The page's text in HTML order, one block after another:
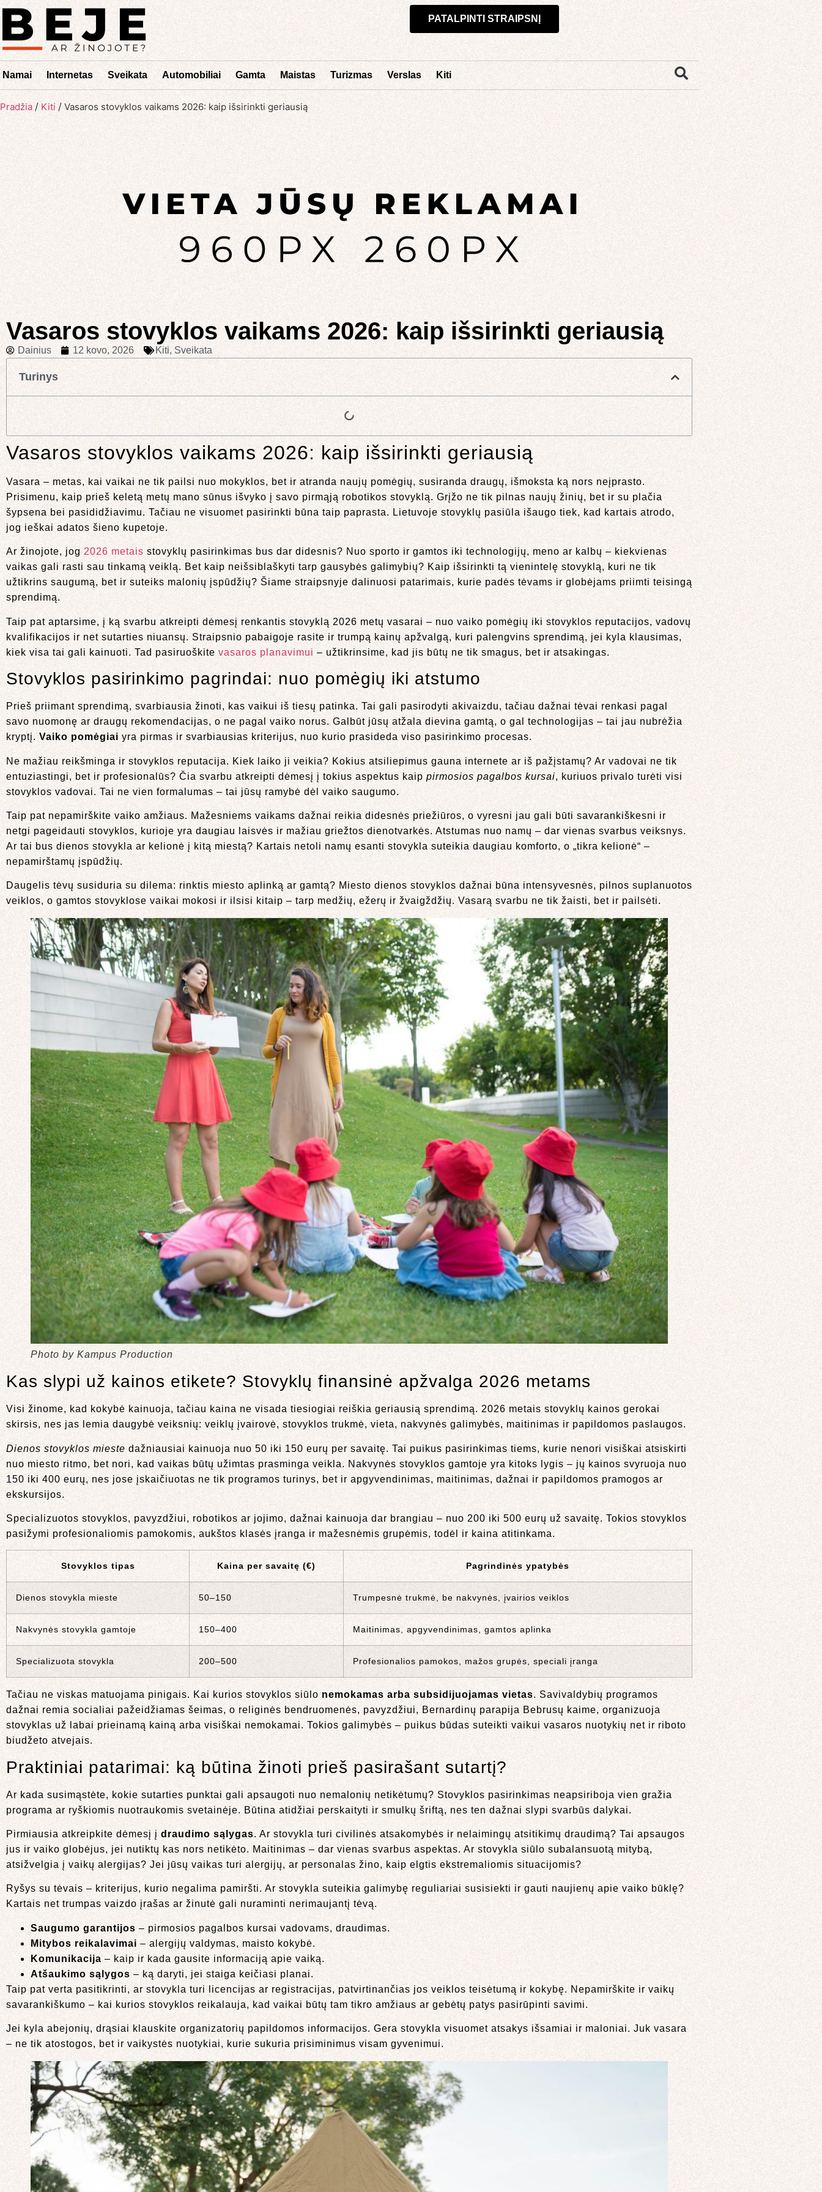
PATALPINTI STRAIPSNĮ
Namai Internetas Sveikata Automobiliai Gamta Maistas Turizmas Verslas Kiti
Pradžia / Kiti / Vasaros stovyklos vaikams 2026: kaip išsirinkti geriausią
Vasaros stovyklos vaikams 2026: kaip išsirinkti geriausią
Dainius 12 kovo, 2026 Kiti, Sveikata
Turinys
Vasaros stovyklos vaikams 2026: kaip išsirinkti geriausią
Vasara – metas, kai vaikai ne tik pailsi nuo mokyklos, bet ir atranda naujų pomėgių, susiranda draugų, išmoksta ką nors neįprasto.
Prisimenu, kaip prieš keletą metų mano sūnus išvyko į savo pirmąją robotikos stovyklą. Grįžo ne tik pilnas naujų žinių, bet ir su plačia
šypsena bei pasididžiavimu. Tačiau ne visuomet pasirinkti būna taip paprasta. Lietuvoje stovyklų pasiūla išaugo tiek, kad kartais atrodo,
jog ieškai adatos šieno kupetoje.
Ar žinojote, jog 2026 metais stovyklų pasirinkimas bus dar didesnis? Nuo sporto ir gamtos iki technologijų, meno ar kalbų – kiekvienas
vaikas gali rasti sau tinkamą veiklą. Bet kaip neišsiblaškyti tarp gausybės galimybių? Kaip išsirinkti tą vienintelę stovyklą, kuri ne tik
užtikrins saugumą, bet ir suteiks malonių įspūdžių? Šiame straipsnyje dalinuosi patarimais, kurie padės tėvams ir globėjams priimti teisingą
sprendimą.
Taip pat aptarsime, į ką svarbu atkreipti dėmesį renkantis stovyklą 2026 metų vasarai – nuo vaiko pomėgių iki stovyklos reputacijos, vadovų
kvalifikacijos ir net sutarties niuansų. Straipsnio pabaigoje rasite ir trumpą kainų apžvalgą, kuri palengvins sprendimą, jei kyla klausimas,
kiek visa tai gali kainuoti. Tad pasiruoškite vasaros planavimui – užtikrinsime, kad jis būtų ne tik smagus, bet ir atsakingas.
Stovyklos pasirinkimo pagrindai: nuo pomėgių iki atstumo
Prieš priimant sprendimą, svarbiausia žinoti, kas vaikui iš tiesų patinka. Tai gali pasirodyti akivaizdu, tačiau dažnai tėvai renkasi pagal
savo nuomonę ar draugų rekomendacijas, o ne pagal vaiko norus. Galbūt jūsų atžala dievina gamtą, o gal technologijas – tai jau nubrėžia
kryptį. Vaiko pomėgiai yra pirmas ir svarbiausias kriterijus, nuo kurio prasideda viso pasirinkimo procesas.
Ne mažiau reikšminga ir stovyklos reputacija. Kiek laiko ji veikia? Kokius atsiliepimus gauna internete ar iš pažįstamų? Ar vadovai ne tik
entuziastingi, bet ir profesionalūs? Čia svarbu atkreipti dėmesį į tokius aspektus kaip pirmosios pagalbos kursai, kuriuos privalo turėti visi
stovyklos vadovai. Tai ne vien formalumas – tai jūsų ramybė dėl vaiko saugumo.
Taip pat nepamirškite vaiko amžiaus. Mažesniems vaikams dažnai reikia didesnės priežiūros, o vyresni jau gali būti savarankiškesni ir
netgi pageidauti stovyklos, kurioje yra daugiau laisvės ir mažiau griežtos dienotvarkės. Atstumas nuo namų – dar vienas svarbus veiksnys.
Ar tai bus dienos stovykla ar kelionė į kitą miestą? Kartais netoli namų esanti stovykla suteikia daugiau komforto, o „tikra kelionė“ –
nepamirštamų įspūdžių.
Daugelis tėvų susiduria su dilema: rinktis miesto aplinką ar gamtą? Miesto dienos stovyklos dažnai būna intensyvesnės, pilnos suplanuotos
veiklos, o gamtos stovyklose vaikai mokosi ir ilsisi kitaip – tarp medžių, ežerų ir žvaigždžių. Vasarą svarbu ne tik žaisti, bet ir pailsėti.
Photo by Kampus Production
Kas slypi už kainos etikete? Stovyklų finansinė apžvalga 2026 metams
Visi žinome, kad kokybė kainuoja, tačiau kaina ne visada tiesiogiai reiškia geriausią sprendimą. 2026 metais stovyklų kainos gerokai
skirsis, nes jas lemia daugybė veiksnių: veiklų įvairovė, stovyklos trukmė, vieta, nakvynės galimybės, maitinimas ir papildomos paslaugos.
Dienos stovyklos mieste dažniausiai kainuoja nuo 50 iki 150 eurų per savaitę. Tai puikus pasirinkimas tiems, kurie nenori visiškai atsiskirti
nuo miesto ritmo, bet nori, kad vaikas būtų užimtas prasminga veikla. Nakvynės stovyklos gamtoje yra kitoks lygis – jų kainos svyruoja nuo
150 iki 400 eurų, nes jose įskaičiuotas ne tik programos turinys, bet ir apgyvendinimas, maitinimas, dažnai ir papildomos pramogos ar
ekskursijos.
Specializuotos stovyklos, pavyzdžiui, robotikos ar jojimo, dažnai kainuoja dar brangiau – nuo 200 iki 500 eurų už savaitę. Tokios stovyklos
pasižymi profesionaliomis pamokomis, aukštos klasės įranga ir mažesnėmis grupėmis, todėl ir kaina atitinkama.
Stovyklos tipas Kaina per savaitę (€) Pagrindinės ypatybės
Dienos stovykla mieste 50–150 Trumpesnė trukmė, be nakvynės, įvairios veiklos
Nakvynės stovykla gamtoje 150–400 Maitinimas, apgyvendinimas, gamtos aplinka
Specializuota stovykla 200–500 Profesionalios pamokos, mažos grupės, speciali įranga
Tačiau ne viskas matuojama pinigais. Kai kurios stovyklos siūlo nemokamas arba subsidijuojamas vietas. Savivaldybių programos
dažnai remia socialiai pažeidžiamas šeimas, o religinės bendruomenės, pavyzdžiui, Bernardinų parapija Bebrusų kaime, organizuoja
stovyklas už labai prieinamą kainą arba visiškai nemokamai. Tokios galimybės – puikus būdas suteikti vaikui vasaros nuotykių net ir riboto
biudžeto atvejais.
Praktiniai patarimai: ką būtina žinoti prieš pasirašant sutartį?
Ar kada susimąstėte, kokie sutarties punktai gali apsaugoti nuo nemalonių netikėtumų? Stovyklos pasirinkimas neapsiriboja vien gražia
programa ar ryškiomis nuotraukomis svetainėje. Būtina atidžiai perskaityti ir smulkų šriftą, nes ten dažnai slypi svarbūs dalykai.
Pirmiausia atkreipkite dėmesį į draudimo sąlygas. Ar stovykla turi civilinės atsakomybės ir nelaimingų atsitikimų draudimą? Tai apsaugos
jus ir vaiko globėjus, jei nutiktų kas nors netikėto. Maitinimas – dar vienas svarbus aspektas. Ar stovykla siūlo subalansuotą mitybą,
atsižvelgia į vaikų alergijas? Jei jūsų vaikas turi alergijų, ar personalas žino, kaip elgtis ekstremaliomis situacijomis?
Ryšys su tėvais – kriterijus, kurio negalima pamiršti. Ar stovykla suteikia galimybę reguliariai susisiekti ir gauti naujienų apie vaiko būklę?
Kartais net trumpas vaizdo įrašas ar žinutė gali nuraminti nerimaujantį tėvą.
Saugumo garantijos – pirmosios pagalbos kursai vadovams, draudimas.
Mitybos reikalavimai – alergijų valdymas, maisto kokybė.
Komunikacija – kaip ir kada gausite informaciją apie vaiką.
Atšaukimo sąlygos – ką daryti, jei staiga keičiasi planai.
Taip pat verta pasitikrinti, ar stovykla turi licencijas ar registracijas, patvirtinančias jos veiklos teisėtumą ir kokybę. Nepamirškite ir vaikų
savarankiškumo – kai kurios stovyklos reikalauja, kad vaikai būtų tam tikro amžiaus ar gebėtų patys pasirūpinti savimi.
Jei kyla abejonių, drąsiai klauskite organizatorių papildomos informacijos. Gera stovykla visuomet atsakys išsamiai ir maloniai. Juk vasara
– ne tik atostogos, bet ir vaikystės nuotykiai, kurie sukuria prisiminimus visam gyvenimui.